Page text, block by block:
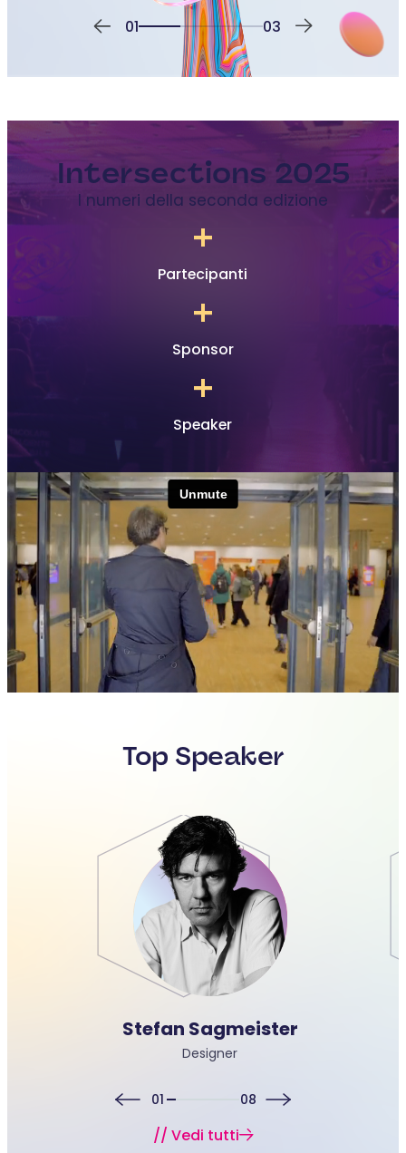
01 03
Intersections 2025
I numeri della seconda edizione
+
Partecipanti
+
Sponsor
+
Speaker
Top Speaker
Stefan Sagmeister
Designer
01 08
// Vedi tutti